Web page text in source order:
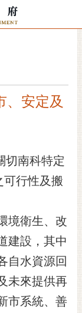
、安定及
切南科特定
可行性及搬
境衛生、改
建設，其中
自水資源回
未來提供再
市系統、善